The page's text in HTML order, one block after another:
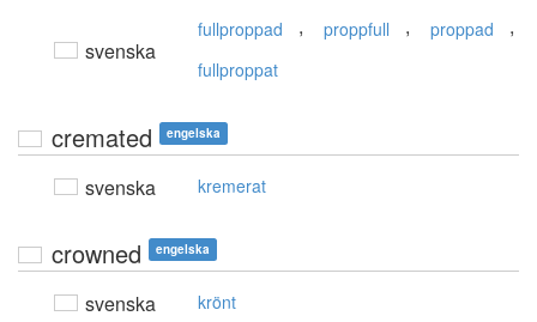
svenska
fullproppad , proppfull , proppad ,
fullproppat
cremated engelska
svenska kremerat
crowned engelska
svenska krönt